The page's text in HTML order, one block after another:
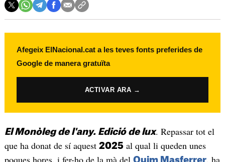
Afegeix ElNacional.cat a les teves fonts preferides de
Google de manera gratuïta
ACTIVAR ARA →
El Monòleg de l'any. Edició de lux. Repassar tot el
que ha donat de sí aquest 2025al qual li queden unes
Quim Masferrer